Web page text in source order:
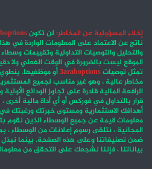
إخلاء المسؤولية عن المخاطر: لن تكون
ناتج عن الاعتماد على المعلومات الواردة في
والتحليل والتوصيات التداولية وتقييمات
الموقع ليست بالضرورة في الوقت الفعلي ولا
تمثل توصيات3araboptionsأو موظفيها.
مخاطر عالية ، وهو غير مناسب لجميع
الرافعة المالية قادرة على تجاوز الودائع
قرار بالتداول في فوركس أو أي أداة مالية
أهدافك الاستثمارية ومستوى خبرتك ورغبتك
معلومات قيمة عن جميع الوسطاء الذين نقوم
المجانية ، نتلقى رسوم إعلانات من الوسطاء
ضمن تصنيفاتنا وعلى هذه الصفحة. بينما
بياناتنا ، فإننا نشجعك على التحقق من